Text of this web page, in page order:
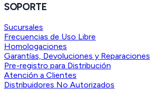
SOPORTE
Sucursales
Frecuencias de Uso Libre
Homologaciones
Garantías, Devoluciones y Reparaciones
Pre-registro para Distribución
Atención a Clientes
Distribuidores No Autorizados